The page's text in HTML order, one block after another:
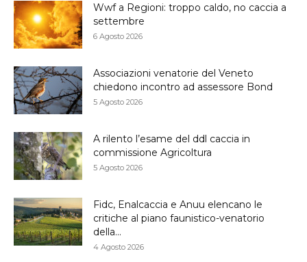
Wwf a Regioni: troppo caldo, no caccia a
settembre
6 Agosto 2026
Associazioni venatorie del Veneto
chiedono incontro ad assessore Bond
5 Agosto 2026
A rilento l’esame del ddl caccia in
commissione Agricoltura
5 Agosto 2026
Fidc, Enalcaccia e Anuu elencano le
critiche al piano faunistico-venatorio
della...
4 Agosto 2026